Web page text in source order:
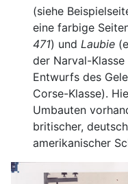
(siehe
eine farbige
471) und Laubie
der Narval-
Entwurfs des
Corse-Klasse).
Umbauten
britischer,
amerikanischer